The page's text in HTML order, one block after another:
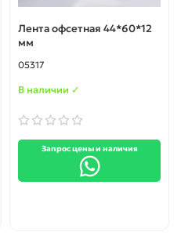
Лента офсетная 44*60*12
мм
05317
В наличии ✓
Запрос цены и наличия